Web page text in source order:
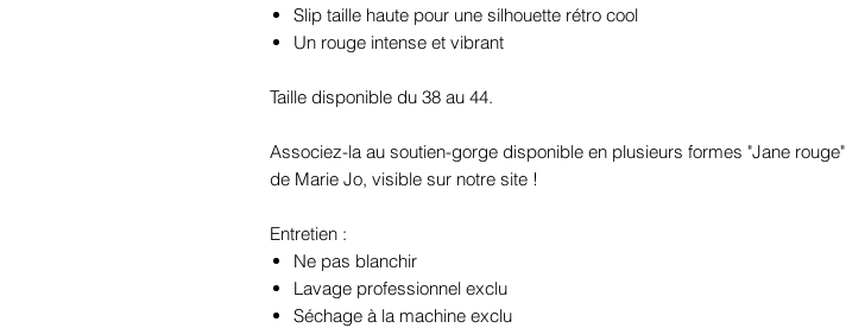
Slip taille haute pour une silhouette rétro cool
Un rouge intense et vibrant
Taille disponible du 38 au 44.
Associez-la au soutien-gorge disponible en plusieurs formes "Jane rouge"
de Marie Jo, visible sur notre site !
Entretien :
Ne pas blanchir
Lavage professionnel exclu
Séchage à la machine exclu